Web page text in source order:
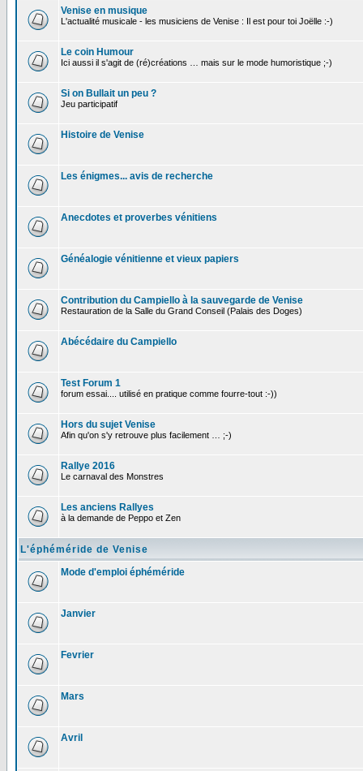
Venise en musique
L'actualité musicale - les musiciens de Venise : Il est pour toi Joëlle :-)
Le coin Humour
Ici aussi il s'agit de (ré)créations … mais sur le mode humoristique ;-)
Si on Bullait un peu ?
Jeu participatif
Histoire de Venise
Les énigmes... avis de recherche
Anecdotes et proverbes vénitiens
Généalogie vénitienne et vieux papiers
Contribution du Campiello à la sauvegarde de Venise
Restauration de la Salle du Grand Conseil (Palais des Doges)
Abécédaire du Campiello
Test Forum 1
forum essai.... utilisé en pratique comme fourre-tout :-))
Hors du sujet Venise
Afin qu'on s'y retrouve plus facilement … ;-)
Rallye 2016
Le carnaval des Monstres
Les anciens Rallyes
à la demande de Peppo et Zen
L'éphéméride de Venise
Mode d'emploi éphéméride
Janvier
Fevrier
Mars
Avril